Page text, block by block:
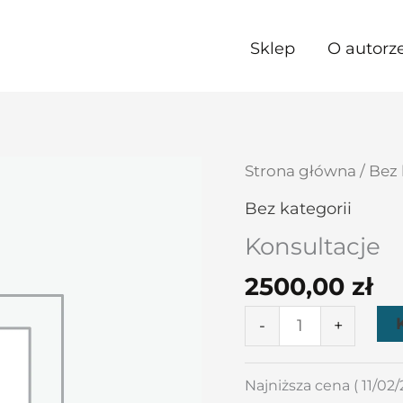
Sklep O
Strona główna /
Bez kategorii
Konsultacje
2500,00 zł
-
ilość
Konsultacje
+
Najniższa cena ( 11/